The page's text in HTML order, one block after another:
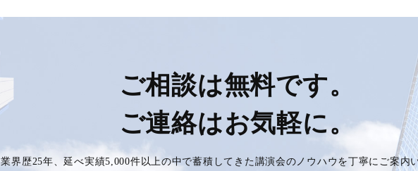
ご相談は無料です。
ご連絡はお気軽に。
業界歴25年、延べ実績5,000件以上の中で蓄積してきた講演会のノウハウを丁寧にご案内